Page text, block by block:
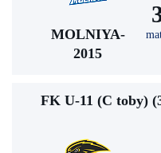
MOLNIYA-
2015
FK U-11 (C toby)